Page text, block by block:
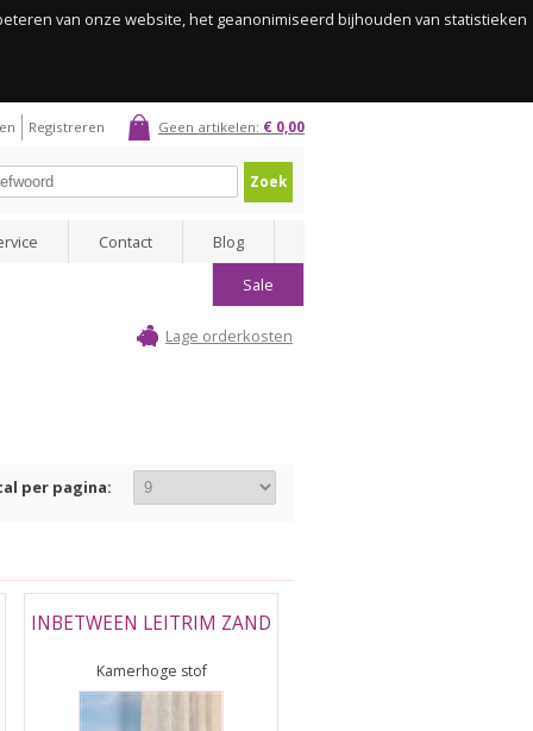
van onze website, het geanonimiseerd bijhouden van statistieken
Geen artikelen: € 0,00
Registreren
Zoek
Contact
Blog
Sale
Lage orderkosten
per pagina:
INBETWEEN LEITRIM ZAND
Kamerhoge stof